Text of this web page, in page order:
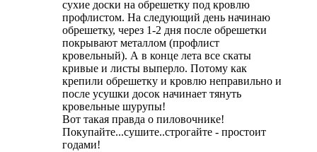
сухие доски на обрешетку под кровлю
профлистом. На следующий день начинаю
обрешетку, через 1-2 дня после обрешетки
покрывают металлом (профлист
кровельный). А в конце лета все скаты
кривые и листы выперло. Потому как
крепили обрешетку и кровлю неправильно и
после усушки досок начинает тянуть
кровельные шурупы!
Вот такая правда о пиловочнике!
Покупайте...сушите..строгайте - простоит
годами!